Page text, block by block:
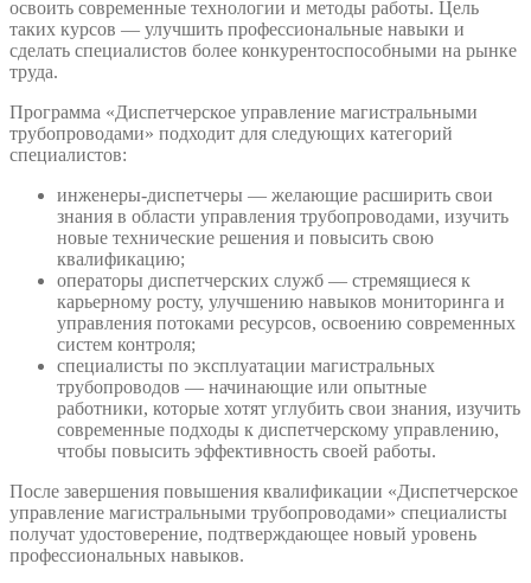
освоить современные технологии и методы работы. Цель
таких курсов — улучшить профессиональные навыки и
сделать специалистов более конкурентоспособными на рынке
труда.
Программа «Диспетчерское управление магистральными
трубопроводами» подходит для следующих категорий
специалистов:
инженеры-диспетчеры — желающие расширить свои
знания в области управления трубопроводами, изучить
новые технические решения и повысить свою
квалификацию;
операторы диспетчерских служб — стремящиеся к
карьерному росту, улучшению навыков мониторинга и
управления потоками ресурсов, освоению современных
систем контроля;
специалисты по эксплуатации магистральных
трубопроводов — начинающие или опытные
работники, которые хотят углубить свои знания, изучить
современные подходы к диспетчерскому управлению,
чтобы повысить эффективность своей работы.
После завершения повышения квалификации «Диспетчерское
управление магистральными трубопроводами» специалисты
получат удостоверение, подтверждающее новый уровень
профессиональных навыков.